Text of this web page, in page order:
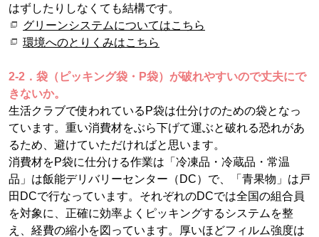
はずしたりしなくても結構です。
グリーンシステムについてはこちら
環境へのとりくみはこちら
2-2．袋（ピッキング袋・P袋）が破れやすいので丈夫にで
きないか。
生活クラブで使われているP袋は仕分けのための袋となっ
ています。重い消費材をぶら下げて運ぶと破れる恐れがあ
るため、避けていただければと思います。
消費材をP袋に仕分ける作業は「冷凍品・冷蔵品・常温
品」は飯能デリバリーセンター（DC）で、「青果物」は戸
田DCで行なっています。それぞれのDCでは全国の組合員
を対象に、正確に効率よくピッキングするシステムを整
え、経費の縮小を図っています。厚いほどフィルム強度は